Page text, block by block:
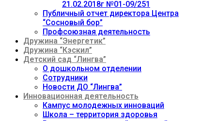
21.02.2018г №01-09/251
Публичный отчет директора Центра
“Сосновый бор”
Профсоюзная деятельность
Дружина “Энергетик”
Дружина “Кэскил”
Детский сад “Лингва”
О дошкольном отделении
Сотрудники
Новости ДО “Лингва”
Инновационная деятельность
Кампус молодежных инноваций
Школа – территория здоровья